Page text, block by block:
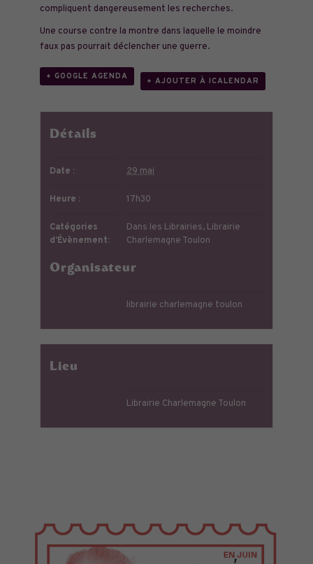
compliquent dangereusement les recherches.
Une course contre la montre dans laquelle le moindre
faux pas pourrait déclencher une guerre.
+ GOOGLE AGENDA
+ AJOUTER À ICALENDAR
Détails
Date : 29 mai
Heure : 17h30
Catégories
d’Évènement:
Dans les Librairies, Librairie
Charlemagne Toulon
Organisateur
librairie charlemagne toulon
Lieu
Librairie Charlemagne Toulon